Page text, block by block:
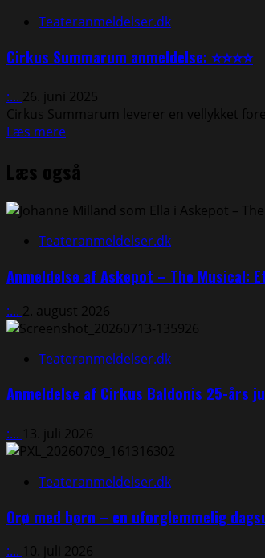
Teateranmeldelser.dk
Cirkus Summarum anmeldelse: ⭐⭐⭐⭐
:... 26. juni 2025
Cirkus Summarum leverer en vellykket
Læs mereRead
about
Cirkus
Summarum
anmeldelse:
⭐⭐⭐⭐
Læs også
Teateranmeldelser.dk
Anmeldelse af Askepot – The Musical:
:... 2. august 2026
Teateranmeldelser.dk
Anmeldelse af Cirkus Baldonis 25-års
:... 13. juli 2026
Teateranmeldelser.dk
Orø med børn – en uforglemmelig
:... 10. juli 2026